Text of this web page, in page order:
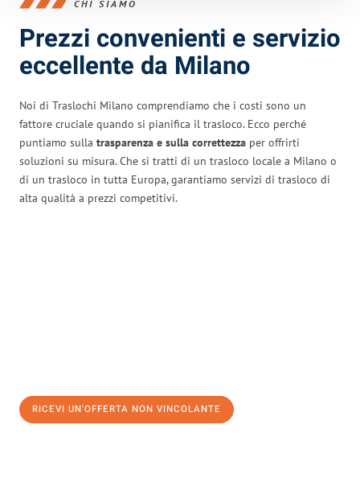
CHI SIAMO
Prezzi convenienti e servizio
eccellente da Milano
Noi di Traslochi Milano comprendiamo che i costi sono un
fattore cruciale quando si pianifica il trasloco. Ecco perché
puntiamo sulla trasparenza e sulla correttezza per offrirti
soluzioni su misura. Che si tratti di un trasloco locale a Milano o
di un trasloco in tutta Europa, garantiamo servizi di trasloco di
alta qualità a prezzi competitivi.
RICEVI UN'OFFERTA NON VINCOLANTE